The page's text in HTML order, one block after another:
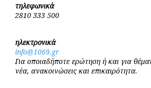
τηλεφωνικά
2810 333 500
ηλεκτρονικά
info@1069.gr
Για οποιαδήποτε ερώτηση ή και για
νέα, ανακοινώσεις και επικαιρότητα.